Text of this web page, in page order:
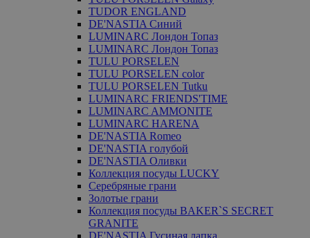
TUDOR ENGLAND
DE'NASTIA Синий
LUMINARC Лондон Топаз
LUMINARC Лондон Топаз
TULU PORSELEN
TULU PORSELEN color
TULU PORSELEN Tutku
LUMINARC FRIENDS'TIME
LUMINARC AMMONITE
LUMINARC HARENA
DE'NASTIA Romeo
DE'NASTIA голубой
DE'NASTIA Оливки
Коллекция посуды LUCKY
Серебряные грани
Золотые грани
Коллекция посуды BAKER`S SECRET
GRANITE
DE'NASTIA Гусиная лапка